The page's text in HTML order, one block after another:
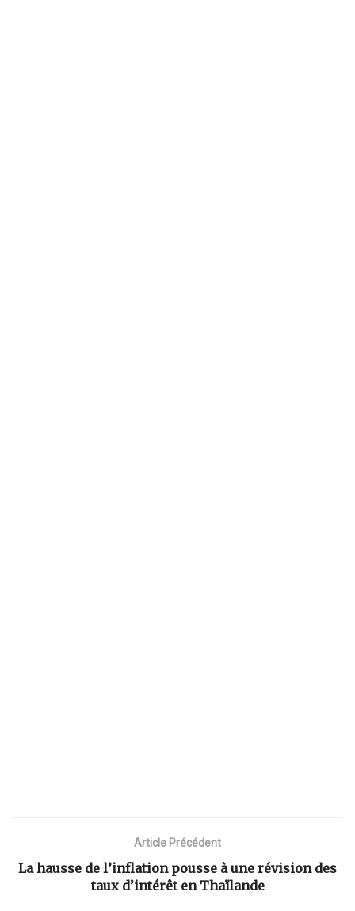
Article Précédent
La hausse de l’inflation pousse à une révision des
taux d’intérêt en Thaïlande